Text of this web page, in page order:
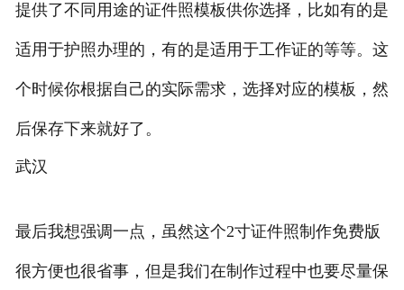
提供了不同用途的证件照模板供你选择，比如有的是
适用于护照办理的，有的是适用于工作证的等等。这
个时候你根据自己的实际需求，选择对应的模板，然
后保存下来就好了。
武汉
最后我想强调一点，虽然这个2寸证件照制作免费版
很方便也很省事，但是我们在制作过程中也要尽量保